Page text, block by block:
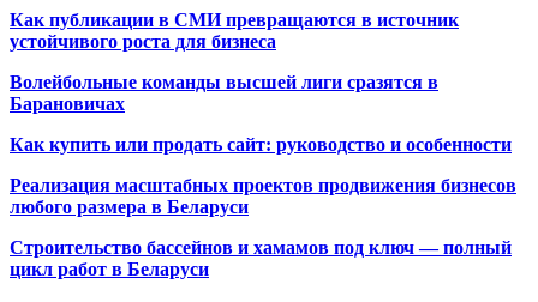
Как публикации в СМИ превращаются в источник
устойчивого роста для бизнеса
Волейбольные команды высшей лиги сразятся в
Барановичах
Как купить или продать сайт: руководство и особенности
Реализация масштабных проектов продвижения бизнесов
любого размера в Беларуси
Строительство бассейнов и хамамов под ключ — полный
цикл работ в Беларуси